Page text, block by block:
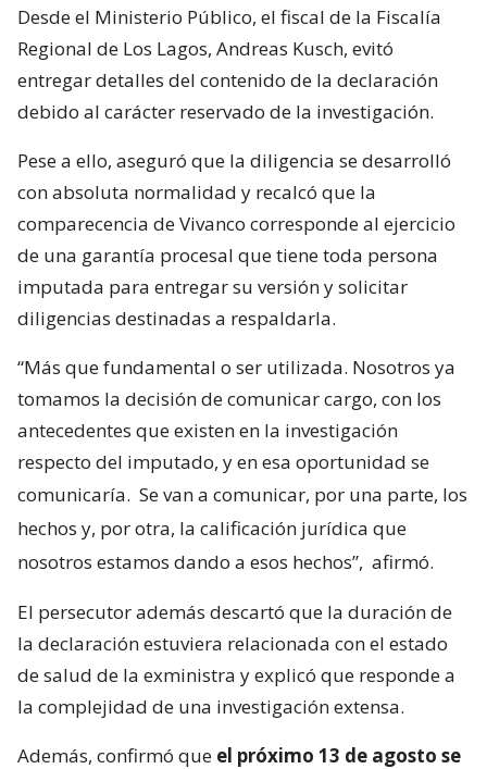
Desde el Ministerio Público, el fiscal de la Fiscalía
Regional de Los Lagos, Andreas Kusch, evitó
entregar detalles del contenido de la declaración
debido al carácter reservado de la investigación.
Pese a ello, aseguró que la diligencia se desarrolló
con absoluta normalidad y recalcó que la
comparecencia de Vivanco corresponde al ejercicio
de una garantía procesal que tiene toda persona
imputada para entregar su versión y solicitar
diligencias destinadas a respaldarla.
“Más que fundamental o ser utilizada. Nosotros ya
tomamos la decisión de comunicar cargo, con los
antecedentes que existen en la investigación
respecto del imputado, y en esa oportunidad se
comunicaría. Se van a comunicar, por una parte, los
hechos y, por otra, la calificación jurídica que
nosotros estamos dando a esos hechos”, afirmó.
El persecutor además descartó que la duración de
la declaración estuviera relacionada con el estado
de salud de la exministra y explicó que responde a
la complejidad de una investigación extensa.
Además, confirmó que el próximo 13 de agosto se